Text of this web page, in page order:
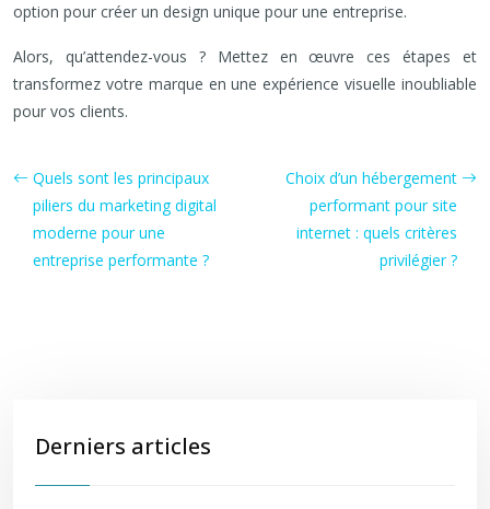
option pour créer un design unique pour une entreprise.
Alors, qu’attendez-vous ? Mettez en œuvre ces étapes et
transformez votre marque en une expérience visuelle inoubliable
pour vos clients.
Quels sont les principaux
piliers du marketing digital
moderne pour une
entreprise performante ?
Choix d’un hébergement
performant pour site
internet : quels critères
privilégier ?
Derniers articles